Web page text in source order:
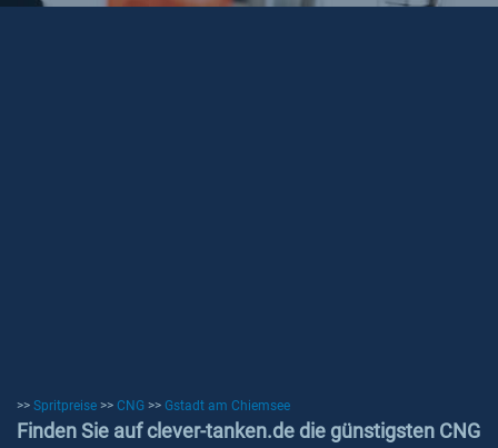
>> Spritpreise >> CNG >> Gstadt am Chiemsee
Finden Sie auf clever-tanken.de die günstigsten CNG